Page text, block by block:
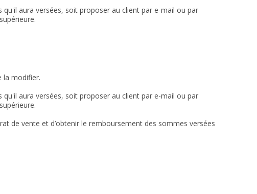
aura versées, soit proposer au client par e-mail ou par
la modifier.
aura versées, soit proposer au client par e-mail ou par
de vente et d’obtenir le remboursement des sommes versées